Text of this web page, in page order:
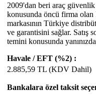
2009'dan beri araç
konusunda öncü firma
markasının Türkiye
ve garantisini sağlar. Satış
temini konusunda
Havale / EFT (%2) :
2.885,59 TL (KDV Dahil)
Bankalara özel taksit